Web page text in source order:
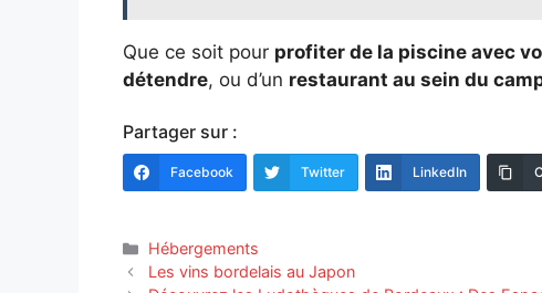
Que ce soit pour profiter de la piscine avec
détendre, ou d’un restaurant au sein du
Partager sur :
Facebook Twitter LinkedIn
Catégories
Hébergements
Les vins bordelais au Japon